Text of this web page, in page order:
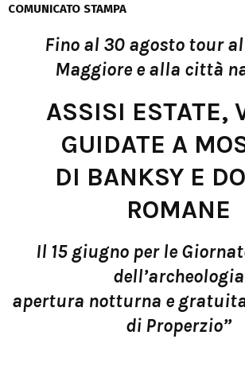
COMUNICATO STAMPA
Fino al 30 agosto tour
Maggiore e alla città
ASSISI ESTATE,
GUIDATE A
DI BANKSY E
ROMANE
Il 15 giugno per le
dell’archeologia
apertura notturna e
di Properzio”